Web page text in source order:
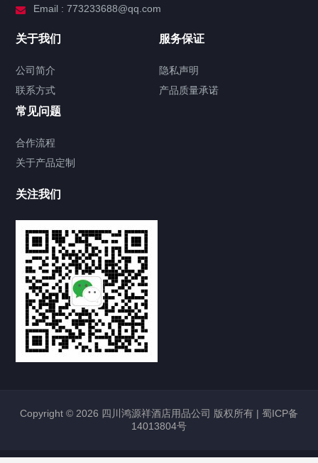
Email : 773233688@qq.com
关于我们
公司简介
联系方式
服务保证
隐私声明
产品质量承诺
常见问题
合作流程
关于产品定制
关注我们
Copyright © 2026 四川鸿源祥酒店用品公司 版权所有 | 蜀ICP备
14013804号